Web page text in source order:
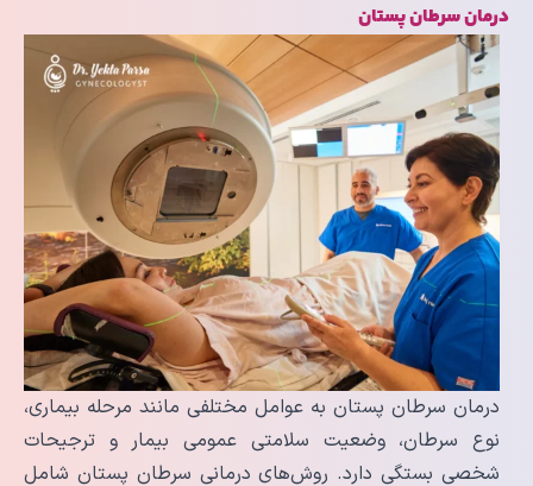
درمان سرطان پستان
درمان سرطان پستان به عوامل مختلفی مانند مرحله بیماری،
نوع سرطان، وضعیت سلامتی عمومی بیمار و ترجیحات
شخصی بستگی دارد. روش‌های درمانی سرطان پستان شامل